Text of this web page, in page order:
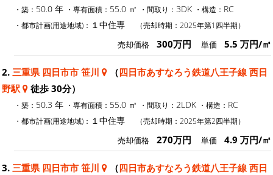
・築： 50.0 年 ・専有面積： 55.0 ㎡ ・間取り： 3DK ・構造： RC
・都市計画(用途地域)： １中住専 （売却時期：2025年第1四半期）
売却価格 300万円 単価 5.5 万円/㎡
2. 三重県 四日市市 笹川 （四日市あすなろう鉄道八王子線 西日
野駅
徒歩 30分）
・築： 50.3 年 ・専有面積： 55.0 ㎡ ・間取り： 2LDK ・構造： RC
・都市計画(用途地域)： １中住専 （売却時期：2025年第2四半期）
売却価格 270万円 単価 4.9 万円/㎡
3. 三重県 四日市市 笹川 （四日市あすなろう鉄道八王子線 西日